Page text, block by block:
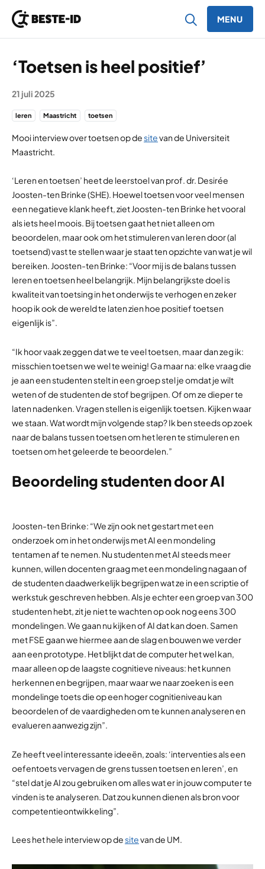
MENU
‘Toetsen is heel positief’
21 juli 2025
leren Maastricht toetsen
Mooi interview over toetsen op de sitevan de Universiteit
Maastricht.
‘Leren en toetsen’ heet de leerstoel van prof. dr. Desirée
Joosten-ten Brinke (SHE). Hoewel toetsen voor veel mensen
een negatieve klank heeft, ziet Joosten-ten Brinke het vooral
als iets heel moois. Bij toetsen gaat het niet alleen om
beoordelen, maar ook om het stimuleren van leren door (al
toetsend) vast te stellen waar je staat ten opzichte van wat je wil
bereiken. Joosten-ten Brinke: “Voor mij is de balans tussen
leren en toetsen heel belangrijk. Mijn belangrijkste doel is
kwaliteit van toetsing in het onderwijs te verhogen en zeker
hoop ik ook de wereld te laten zien hoe positief toetsen
eigenlijk is”.
“Ik hoor vaak zeggen dat we te veel toetsen, maar dan zeg ik:
misschien toetsen we wel te weinig! Ga maar na: elke vraag die
je aan een studenten stelt in een groep stel je omdat je wilt
weten of de studenten de stof begrijpen. Of om ze dieper te
laten nadenken. Vragen stellen is eigenlijk toetsen. Kijken waar
we staan. Wat wordt mijn volgende stap? Ik ben steeds op zoek
naar de balans tussen toetsen om het leren te stimuleren en
toetsen om het geleerde te beoordelen.”
Beoordeling studenten door AI
Joosten-ten Brinke: “We zijn ook net gestart met een
onderzoek om in het onderwijs met AI een mondeling
tentamen af te nemen. Nu studenten met AI steeds meer
kunnen, willen docenten graag met een mondeling nagaan of
de studenten daadwerkelijk begrijpen wat ze in een scriptie of
werkstuk geschreven hebben. Als je echter een groep van 300
studenten hebt, zit je niet te wachten op ook nog eens 300
mondelingen. We gaan nu kijken of AI dat kan doen. Samen
met FSE gaan we hiermee aan de slag en bouwen we verder
aan een prototype. Het blijkt dat de computer het wel kan,
maar alleen op de laagste cognitieve niveaus: het kunnen
herkennen en begrijpen, maar waar we naar zoeken is een
mondelinge toets die op een hoger cognitieniveau kan
beoordelen of de vaardigheden om te kunnen analyseren en
evalueren aanwezig zijn”.
Ze heeft veel interessante ideeën, zoals: ‘interventies als een
oefentoets vervagen de grens tussen toetsen en leren’, en
“stel dat je AI zou gebruiken om alles wat er in jouw computer te
vinden is te analyseren. Dat zou kunnen dienen als bron voor
competentieontwikkeling”.
Lees het hele interview op desitevan de UM.